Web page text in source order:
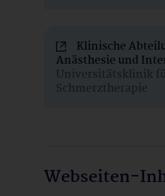
Klinische
Anästhesie und
Universitätsklinik
Schmerztherapie
Webseiten-